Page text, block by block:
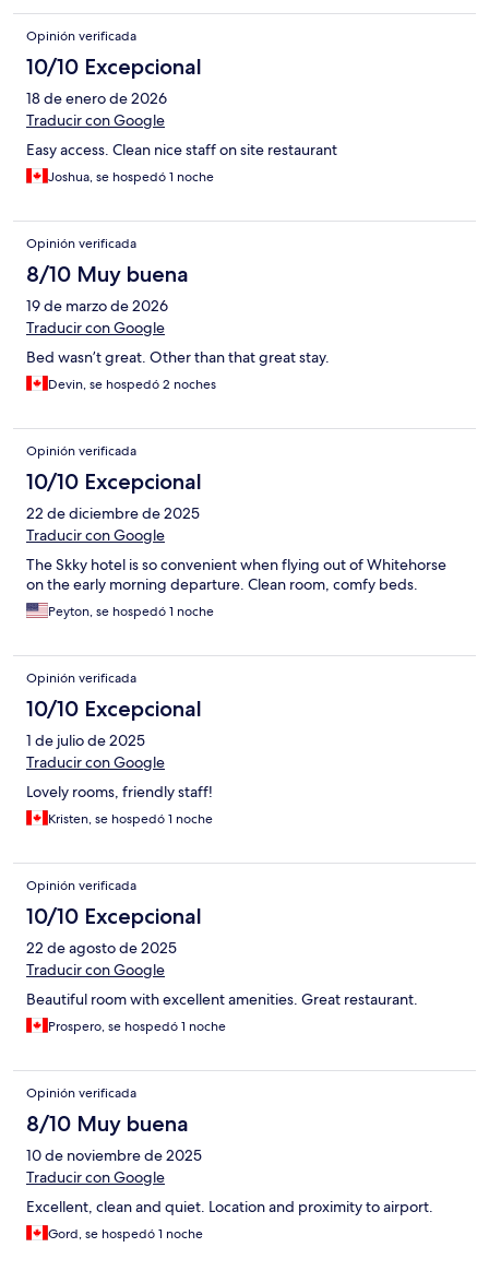
Opinión verificada
10/10 Excepcional
18 de enero de 2026
Traducir con Google
Easy access. Clean nice staff on site restaurant
Joshua, se hospedó 1 noche
Opinión verificada
8/10 Muy buena
19 de marzo de 2026
Traducir con Google
Bed wasn’t great. Other than that great stay.
Devin, se hospedó 2 noches
Opinión verificada
10/10 Excepcional
22 de diciembre de 2025
Traducir con Google
The Skky hotel is so convenient when flying out of Whitehorse
on the early morning departure. Clean room, comfy beds.
Peyton, se hospedó 1 noche
Opinión verificada
10/10 Excepcional
1 de julio de 2025
Traducir con Google
Lovely rooms, friendly staff!
Kristen, se hospedó 1 noche
Opinión verificada
10/10 Excepcional
22 de agosto de 2025
Traducir con Google
Beautiful room with excellent amenities. Great restaurant.
Prospero, se hospedó 1 noche
Opinión verificada
8/10 Muy buena
10 de noviembre de 2025
Traducir con Google
Excellent, clean and quiet. Location and proximity to airport.
Gord, se hospedó 1 noche